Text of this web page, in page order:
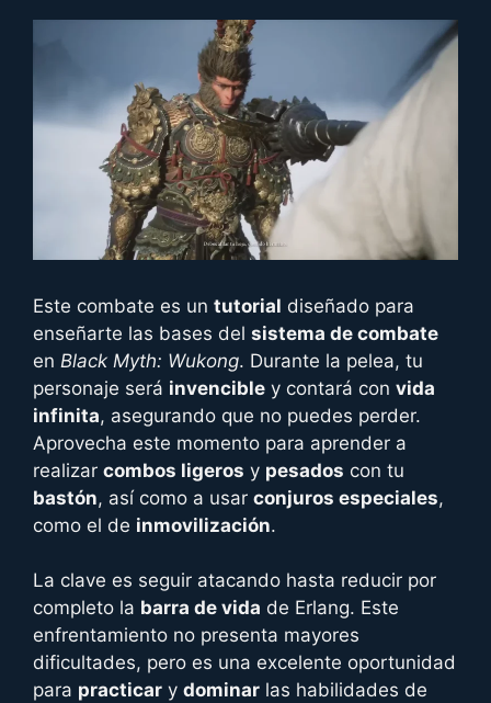
Este combate es un tutorial diseñado para
enseñarte las bases del sistema de combate
en Black Myth: Wukong. Durante la pelea, tu
personaje será invencible y contará con vida
infinita, asegurando que no puedes perder.
Aprovecha este momento para aprender a
realizar combos ligeros y pesados con tu
bastón, así como a usar conjuros especiales,
como el de inmovilización.
La clave es seguir atacando hasta reducir por
completo la barra de vida de Erlang. Este
enfrentamiento no presenta mayores
dificultades, pero es una excelente oportunidad
para practicar y dominar las habilidades de